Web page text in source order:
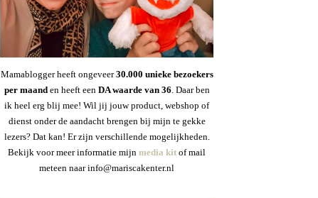
Mamablogger heeft ongeveer30.000 unieke bezoekers
per maanden heeft een DA waarde van 36. Daar ben
ik heel erg blij mee! Wil jij jouw product, webshop of
dienst onder de aandacht brengen bij mijn te gekke
lezers? Dat kan! Er zijn verschillende mogelijkheden.
Bekijk voor meer informatie mijn media kit of mail
meteen naar info@mariscakenter.nl